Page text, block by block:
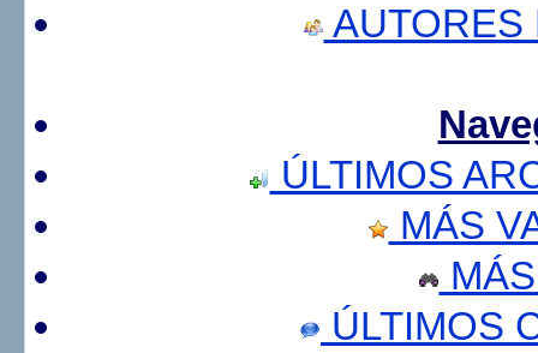
AUTORES
ÚLTIMOS
MÁS
ÚLTIMOS